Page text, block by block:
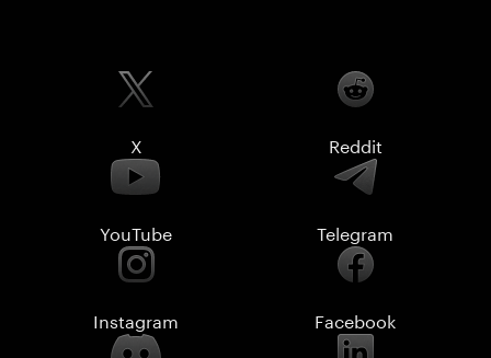
X Reddit
YouTube Telegram
Instagram Facebook